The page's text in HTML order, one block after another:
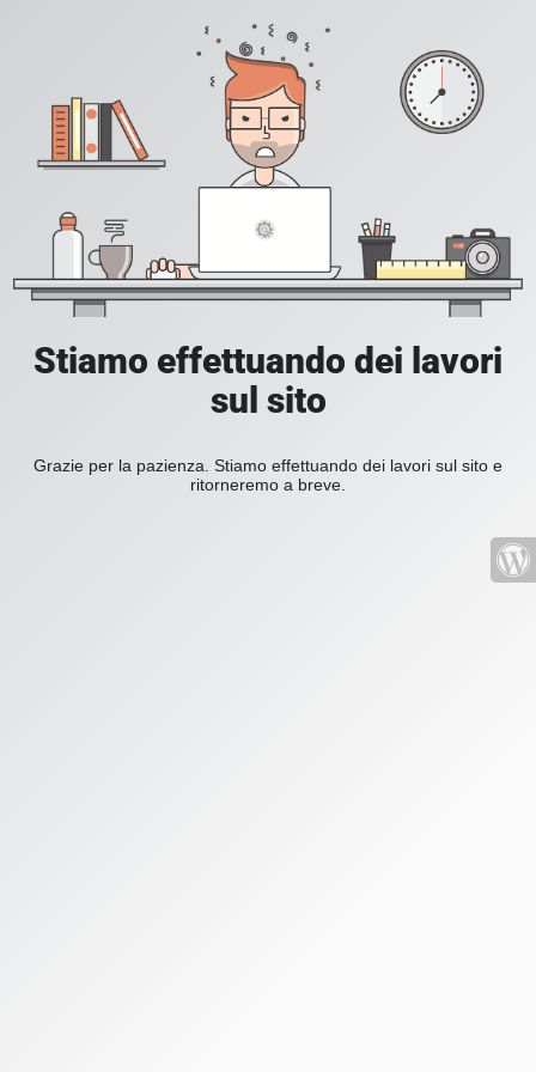
Stiamo effettuando dei lavori
sul sito
Grazie per la pazienza. Stiamo effettuando dei lavori sul sito e
ritorneremo a breve.